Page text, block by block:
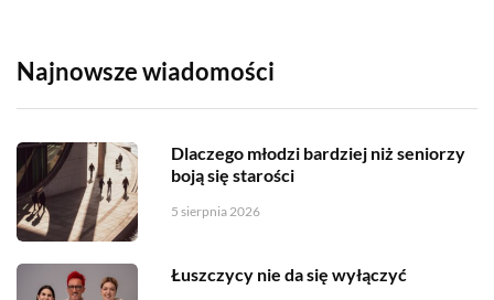
Najnowsze wiadomości
Dlaczego młodzi bardziej niż seniorzy
boją się starości
5 sierpnia 2026
Łuszczycy nie da się wyłączyć